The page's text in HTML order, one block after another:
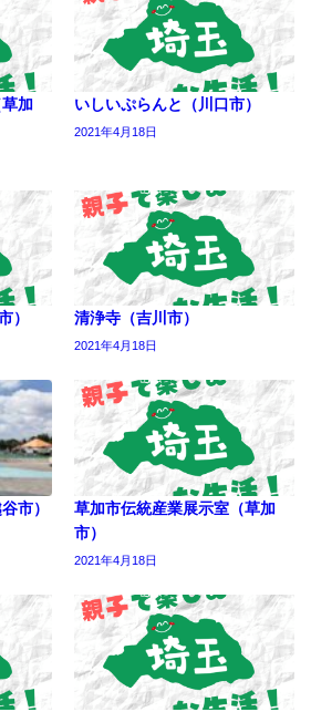
加
いしいぷらんと（川口市）
2021年4月18日
） 清浄寺（吉川市）
2021年4月18日
市）
草加市伝統産業展示室（草加
市）
2021年4月18日